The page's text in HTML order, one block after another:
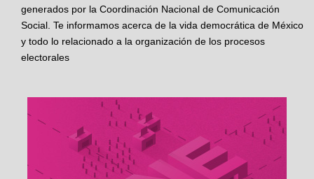
generados por la Coordinación Nacional de Comunicación
Social. Te informamos acerca de la vida democrática de México
y todo lo relacionado a la organización de los procesos
electorales